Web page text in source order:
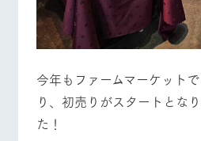
ペットをお連れの
お客様へ
今年もファームマーケット
り、初売りがスタートとな
た！